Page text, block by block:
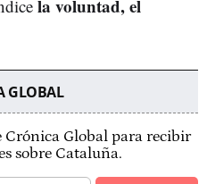
la voluntad, el
GLOBAL
Crónica Global para recibir
sobre Cataluña.